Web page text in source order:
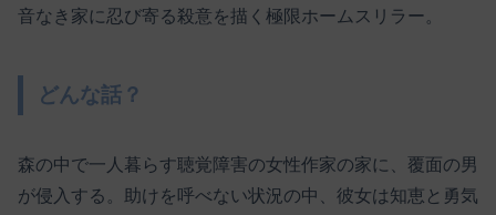
音なき家に忍び寄る殺意を描く極限ホームスリラー。
どんな話？
森の中で一人暮らす聴覚障害の女性作家の家に、覆面の男
が侵入する。助けを呼べない状況の中、彼女は知恵と勇気